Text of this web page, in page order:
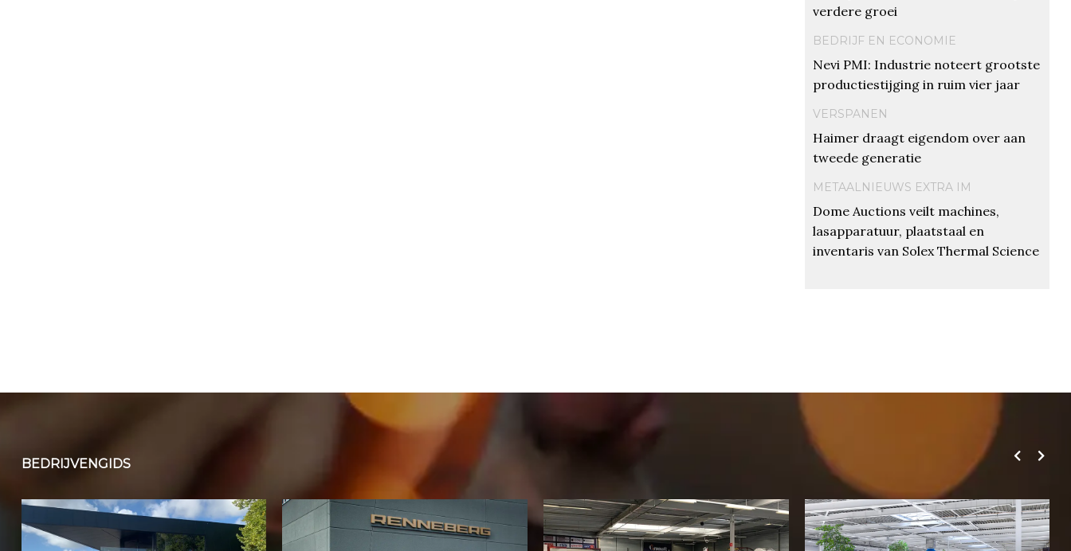
verdere groei
BEDRIJF EN ECONOMIE
Nevi PMI: Industrie noteert grootste
productiestijging in ruim vier jaar
VERSPANEN
Haimer draagt eigendom over aan
tweede generatie
METAALNIEUWS EXTRA IM
Dome Auctions veilt machines,
lasapparatuur, plaatstaal en
inventaris van Solex Thermal Science
BEDRIJVENGIDS